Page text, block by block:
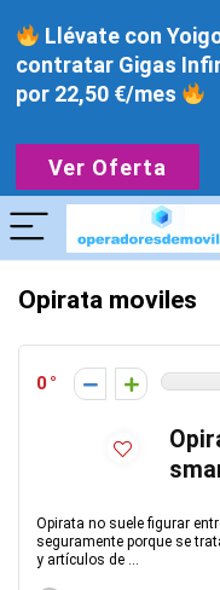
Opirata moviles
0
Opirata no suele figurar
seguramente porque se
y artículos de ...
Llévate con
contratar Gigas
por 22,50 €/mes
Ver Oferta